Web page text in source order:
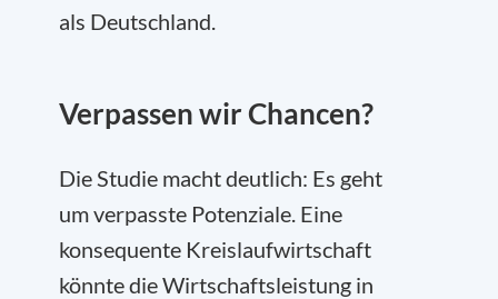
als Deutschland.
Verpassen wir Chancen?
Die Studie macht deutlich: Es geht
um verpasste Potenziale. Eine
konsequente Kreislaufwirtschaft
könnte die Wirtschaftsleistung in